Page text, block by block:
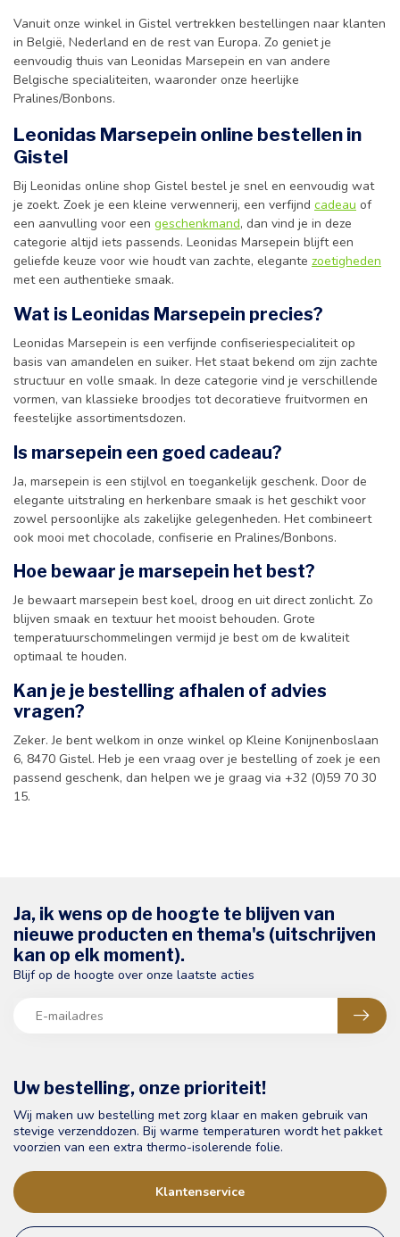
Vanuit onze winkel in Gistel vertrekken bestellingen naar klanten
in België, Nederland en de rest van Europa. Zo geniet je
eenvoudig thuis van Leonidas Marsepein en van andere
Belgische specialiteiten, waaronder onze heerlijke
Pralines/Bonbons.
Leonidas Marsepein online bestellen in
Gistel
Bij Leonidas online shop Gistel bestel je snel en eenvoudig wat
je zoekt. Zoek je een kleine verwennerij, een verfijnd cadeau of
een aanvulling voor een geschenkmand, dan vind je in deze
categorie altijd iets passends. Leonidas Marsepein blijft een
geliefde keuze voor wie houdt van zachte, elegante zoetigheden
met een authentieke smaak.
Wat is Leonidas Marsepein precies?
Leonidas Marsepein is een verfijnde confiseriespecialiteit op
basis van amandelen en suiker. Het staat bekend om zijn zachte
structuur en volle smaak. In deze categorie vind je verschillende
vormen, van klassieke broodjes tot decoratieve fruitvormen en
feestelijke assortimentsdozen.
Is marsepein een goed cadeau?
Ja, marsepein is een stijlvol en toegankelijk geschenk. Door de
elegante uitstraling en herkenbare smaak is het geschikt voor
zowel persoonlijke als zakelijke gelegenheden. Het combineert
ook mooi met chocolade, confiserie en Pralines/Bonbons.
Hoe bewaar je marsepein het best?
Je bewaart marsepein best koel, droog en uit direct zonlicht. Zo
blijven smaak en textuur het mooist behouden. Grote
temperatuurschommelingen vermijd je best om de kwaliteit
optimaal te houden.
Kan je je bestelling afhalen of advies
vragen?
Zeker. Je bent welkom in onze winkel op Kleine Konijnenboslaan
6, 8470 Gistel. Heb je een vraag over je bestelling of zoek je een
passend geschenk, dan helpen we je graag via +32 (0)59 70 30
15.
Uw bestelling, onze prioriteit!
Wij maken uw bestelling met zorg klaar en maken gebruik van
stevige verzenddozen. Bij warme temperaturen wordt het pakket
voorzien van een extra thermo-isolerende folie.
Klantenservice
Ja, ik wens op de hoogte te blijven van
nieuwe producten en thema's (uitschrijven
kan op elk moment).
Blijf op de hoogte over onze laatste acties